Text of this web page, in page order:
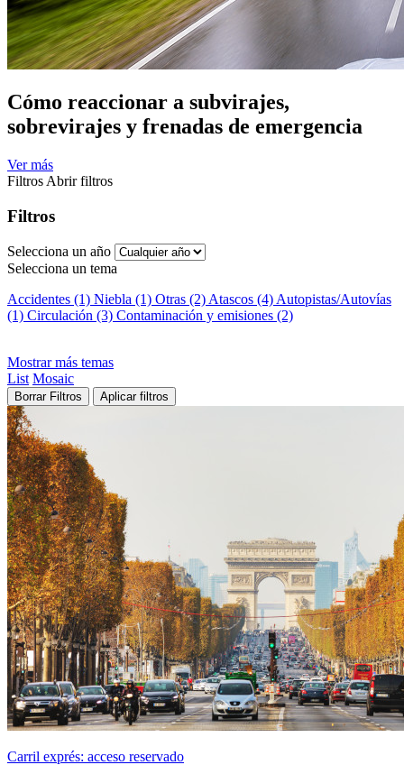
Cómo reaccionar a subvirajes,
sobrevirajes y frenadas de emergencia
Ver más
Filtros Abrir filtros
Filtros
Selecciona un año
Selecciona un tema
Accidentes (1) Niebla (1) Otras (2) Atascos (4) Autopistas/Autovías
(1) Circulación (3) Contaminación y emisiones (2)
Mostrar más temas
List Mosaic
Borrar Filtros Aplicar filtros
Carril exprés: acceso reservado